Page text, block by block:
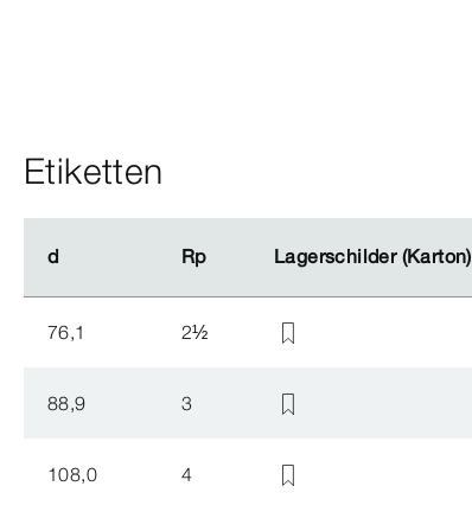
Etiketten
d Rp Lagerschilder (Karton)
d Rp Lagerschilder (Karton)
76,1 2½
88,9 3
108,0 4